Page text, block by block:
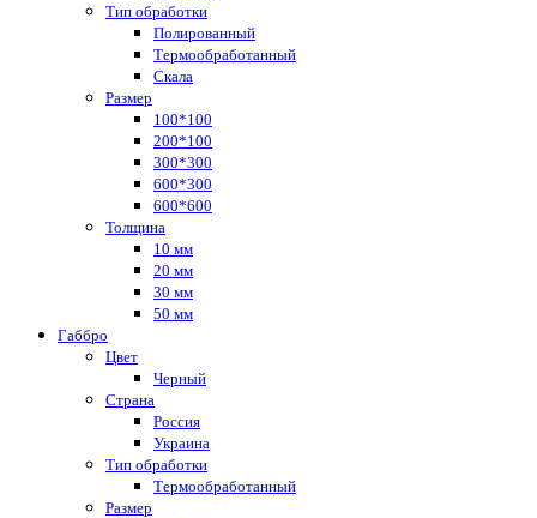
Тип обработки
Полированный
Термообработанный
Скала
Размер
100*100
200*100
300*300
600*300
600*600
Толщина
10 мм
20 мм
30 мм
50 мм
Габбро
Цвет
Черный
Страна
Россия
Украина
Тип обработки
Термообработанный
Размер